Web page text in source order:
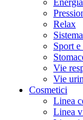
Relax
Sport
Vie
Vie
Cosmetici
Linea
Linea